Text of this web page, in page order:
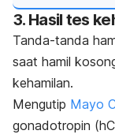
3. Hasil tes
Tanda-tanda
saat hamil
kehamilan.
Mengutip Mayo
gonadotropin